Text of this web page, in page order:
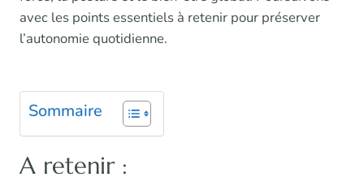
avec les points essentiels à retenir pour préserver
l’autonomie quotidienne.
Sommaire
A retenir :